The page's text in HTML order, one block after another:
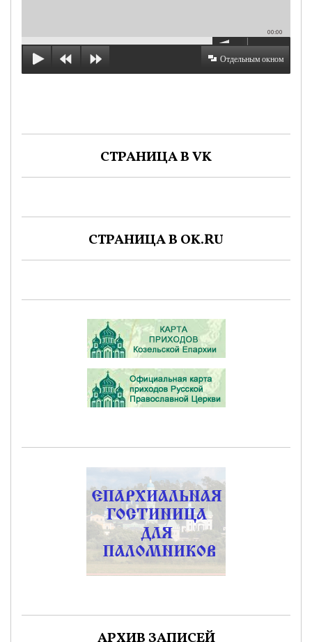
00:00
Отдельным окном
СТРАНИЦА В VK
СТРАНИЦА В OK.RU